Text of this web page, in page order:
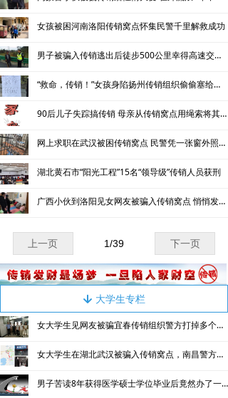
女孩被困河南洛阳传销窝点怀集民警千里解救成功
男子被骗入传销逃出后徒步500公里幸得高速交警救助
“救命，传销！”女孩身陷扬州传销组织偷偷塞给交警一张纸条获救
90后儿子失踪搞传销 母亲从传销窝点用绳索将其绑回家
网上求职在武汉被困传销窝点 民警凭一张窗外照片解救身陷传销小伙
湖北黄石市“阳光工程”15名“领导级”传销人员获刑
广西小伙到洛阳见女网友被骗入传销窝点 悄悄发微信求助民警获救
上一页 下一页
1/39
녓 大学生专栏
女大学生见网友被骗宜春传销组织警方打掉多个传销窝点
女大学生在湖北武汉被骗入传销窝点，南昌警方三天解救成功
男子苦读8年获得医学硕士学位毕业后竟然办了一家传销公司